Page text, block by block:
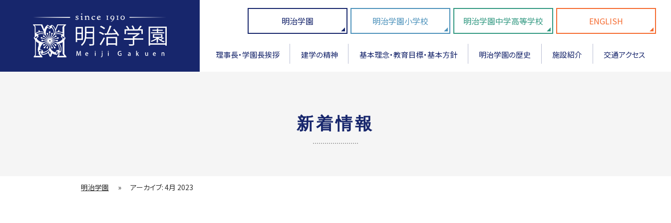
明治学園 明治学園小学校 明治学園中学高等学校 ENGLISH
理事長・学園長挨拶 建学の精神 基本理念・教育目標・基本方針 明治学園の歴史 施設紹介 交通アクセス
新着情報
明治学園 » アーカイブ: 4月 2023